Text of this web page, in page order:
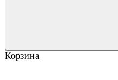
Корзина